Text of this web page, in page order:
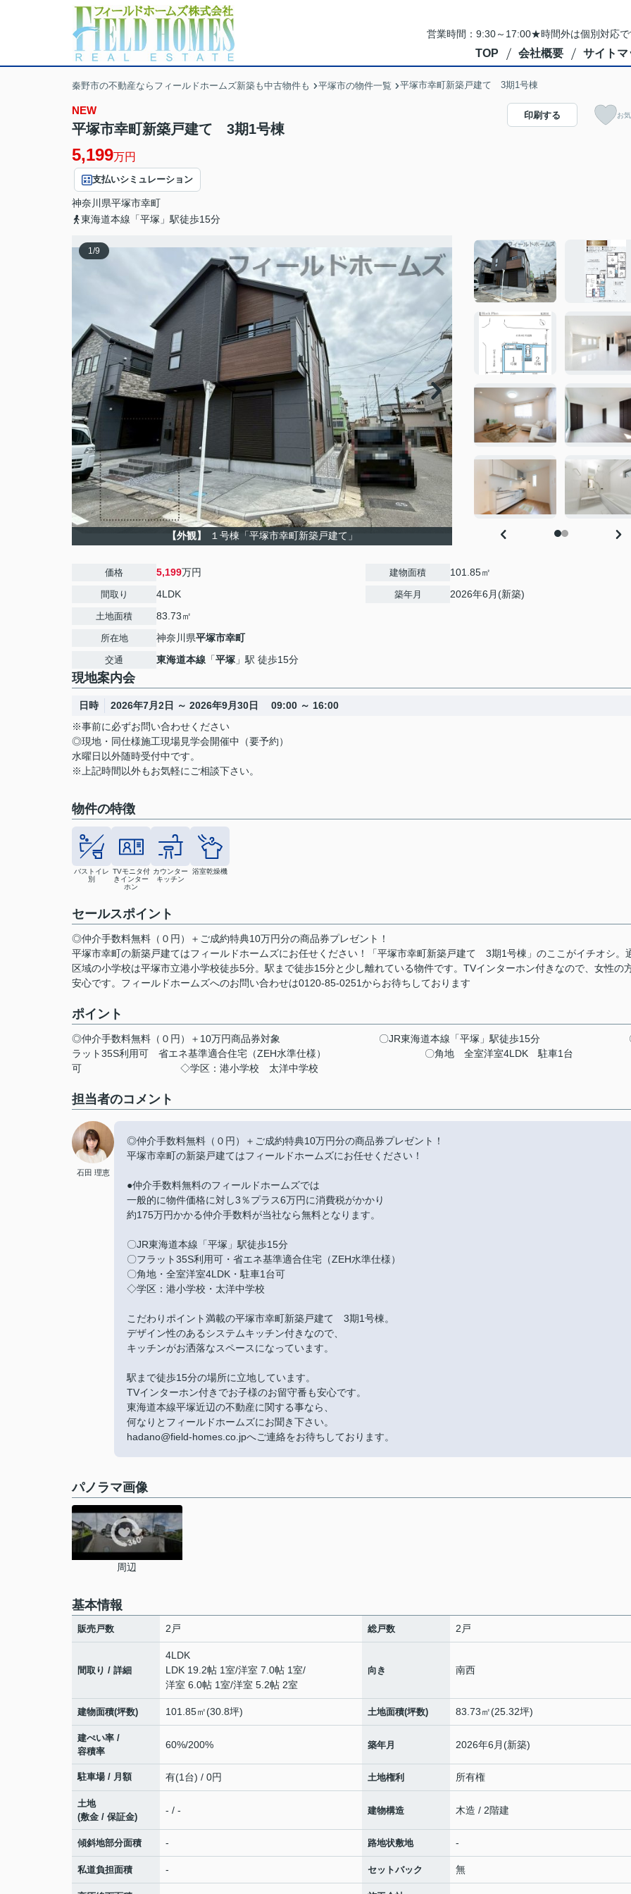
営業時間：9:30～17:00★時間外は個別対応
TOP 会社概要 サイトマ
秦野市の不動産ならフィールドホームズ新築も中古物件も 平塚市の物件一覧 平塚市幸町新築戸建て 3期1号棟
NEW
平塚市幸町新築戸建て 3期1号棟
5,199万円
支払いシミュレーション
神奈川県平塚市幸町
東海道本線「平塚」駅徒歩15分
印刷する お
1/9
【外観】 １号棟「平塚市幸町新築戸建て」
価格 5,199万円
間取り 4LDK
土地面積 83.73㎡
所在地 神奈川県平塚市幸町
交通 東海道本線 「平塚 」駅 徒歩15分
建物面積 101.85㎡
築年月 2026年6月(新築)
現地案内会
日時
2026年7月2日 ～ 2026年9月30日 09:00 ～ 16:00
※事前に必ずお問い合わせください
◎現地・同仕様施工現場見学会開催中（要予約）
水曜日以外随時受付中です。
※上記時間以外もお気軽にご相談下さい。
物件の特徴
バストイレ
別
TVモニタ付
きインター
ホン
カウンター
キッチン
浴室乾燥機
セールスポイント
◎仲介手数料無料（０円）＋ご成約特典10万円分の商品券プレゼント！
平塚市幸町の新築戸建てはフィールドホームズにお任せください！「平塚市幸町新築戸建て 3期1号棟」のここがイチオシ。
区域の小学校は平塚市立港小学校徒歩5分。駅まで徒歩15分と少し離れている物件です。TVインターホン付きなので、女性の
安心です。フィールドホームズへのお問い合わせは0120-85-0251からお待ちしております
ポイント
◎仲介手数料無料（０円）＋10万円商品券対象 〇JR東海道本線「平塚」駅徒歩15分
ラット35S利用可
省エネ基準適合住宅（ZEH水準仕様） 〇角地 全室洋室4LDK
駐車1台
可
◇学区：港小学校 太洋中学校
担当者のコメント
石田 理恵
◎仲介手数料無料（０円）＋ご成約特典10万円分の商品券プレゼント！
平塚市幸町の新築戸建てはフィールドホームズにお任せください！
●仲介手数料無料のフィールドホームズでは
一般的に物件価格に対し3％プラス6万円に消費税がかかり
約175万円かかる仲介手数料が当社なら無料となります。
〇JR東海道本線「平塚」駅徒歩15分
〇フラット35S利用可・省エネ基準適合住宅（ZEH水準仕様）
〇角地・全室洋室4LDK・駐車1台可
◇学区：港小学校・太洋中学校
こだわりポイント満載の平塚市幸町新築戸建て 3期1号棟。
デザイン性のあるシステムキッチン付きなので、
キッチンがお洒落なスペースになっています。
駅まで徒歩15分の場所に立地しています。
TVインターホン付きでお子様のお留守番も安心です。
東海道本線平塚近辺の不動産に関する事なら、
何なりとフィールドホームズにお聞き下さい。
hadano@field-homes.co.jpへご連絡をお待ちしております。
パノラマ画像
周辺
基本情報
販売戸数 2戸 総戸数 2戸
間取り / 詳細
4LDK
LDK 19.2帖 1室/洋室 7.0帖 1室/
洋室 6.0帖 1室/洋室 5.2帖 2室
向き 南西
建物面積(坪数) 101.85㎡(30.8坪) 土地面積(坪数) 83.73㎡(25.32坪)
建ぺい率 /
容積率
60%/200% 築年月 2026年6月(新築)
駐車場 / 月額 有(1台) / 0円 土地権利 所有権
土地
(敷金 / 保証金)
- / - 建物構造 木造 / 2階建
傾斜地部分面積 - 路地状敷地 -
私道負担面積 - セットバック 無